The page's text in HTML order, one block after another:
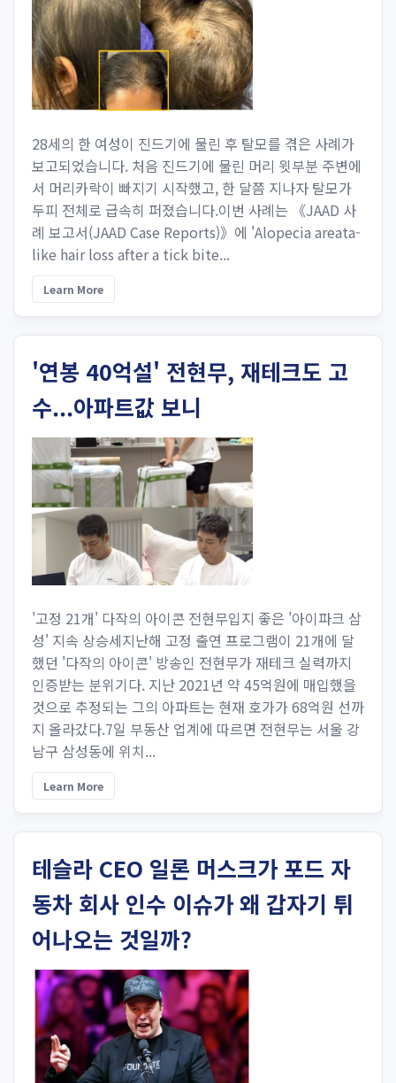
28세의 한 여성이 진드기에 물린 후 탈모를 겪은 사례가
보고되었습니다. 처음 진드기에 물린 머리 윗부분 주변에
서 머리카락이 빠지기 시작했고, 한 달쯤 지나자 탈모가
두피 전체로 급속히 퍼졌습니다.이번 사례는 《JAAD 사
례 보고서(JAAD Case Reports)》에 'Alopecia areata-
like hair loss after a tick bite...
Learn More
'연봉 40억설' 전현무, 재테크도 고
수...아파트값 보니
'고정 21개' 다작의 아이콘 전현무입지 좋은 '아이파크 삼
성' 지속 상승세지난해 고정 출연 프로그램이 21개에 달
했던 '다작의 아이콘' 방송인 전현무가 재테크 실력까지
인증받는 분위기다. 지난 2021년 약 45억원에 매입했을
것으로 추정되는 그의 아파트는 현재 호가가 68억원 선까
지 올라갔다.7일 부동산 업계에 따르면 전현무는 서울 강
남구 삼성동에 위치...
Learn More
테슬라 CEO 일론 머스크가 포드 자
동차 회사 인수 이슈가 왜 갑자기 튀
어나오는 것일까?